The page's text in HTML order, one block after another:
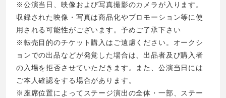
※公演当⽇、映像および写真撮影のカメラが⼊ります。
収録された映像・写真は商品化やプロモーション等に使
⽤される可能性がございます。予めご了承下さい
※転売⽬的のチケット購⼊はご遠慮ください。オークシ
ョンでの出品などが発覚した場合は、出品者及び購⼊者
の⼊場を拒否させていただきます。また、公演当⽇には
ご本⼈確認をする場合があります。
※座席位置によってステージ演出の全体・⼀部、ステー